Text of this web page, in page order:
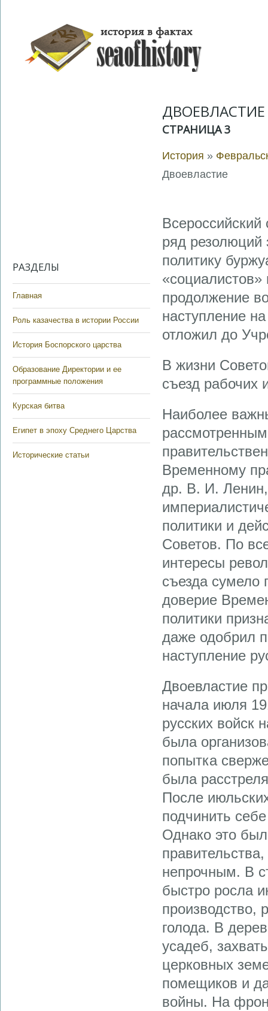
РАЗДЕЛЫ
Главная
Роль казачества в истории России
История Боспорского царства
Образование Директории и ее
программные положения
Курская битва
Египет в эпоху Среднего Царства
Исторические статьи
ДВОЕВЛАСТИЕ
СТРАНИЦА 3
История »
Двоевластие
Всероссийский
ряд резолюций
политику
продолжение
наступление
отложил до
В жизни
съезд рабочих
Наиболее
Временному
др. В. И.
политики и
Советов. По
интересы
съезда сумело
доверие
политики
даже одобрил
наступление
Двоевластие
начала июля
русских войск
была
попытка
была
После
подчинить
Однако это
непрочным. В
быстро росла
производство,
голода. В
усадеб,
церковных
помещиков и
войны. На